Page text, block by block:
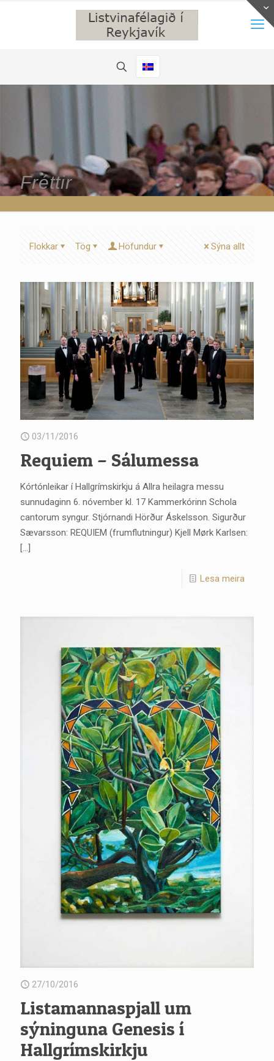
Fréttir
Flokkar Tög Höfundur Sýna allt
03/11/2016
Requiem – Sálumessa
Kórtónleikar í Hallgrímskirkju á Allra heilagra messu
sunnudaginn 6. nóvember kl. 17 Kammerkórinn Schola
cantorum syngur. Stjórnandi Hörður Áskelsson. Sigurður
Sævarsson: REQUIEM (frumflutningur) Kjell Mørk Karlsen:
[…]
Lesa meira
27/10/2016
Listamannaspjall um
sýninguna Genesis í
Hallgrímskirkju